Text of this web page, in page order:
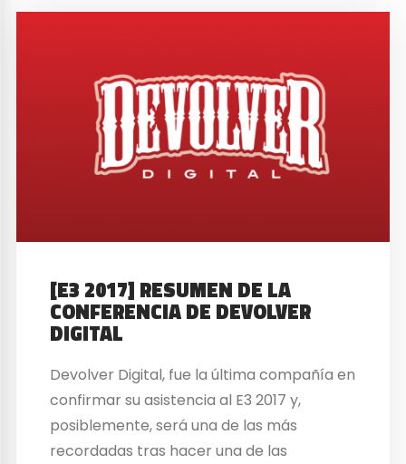
[E3 2017] RESUMEN DE LA
CONFERENCIA DE DEVOLVER
DIGITAL
Devolver Digital, fue la última compañía en
confirmar su asistencia al E3 2017 y,
posiblemente, será una de las más
recordadas tras hacer una de las